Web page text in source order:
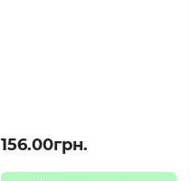
156.00грн.